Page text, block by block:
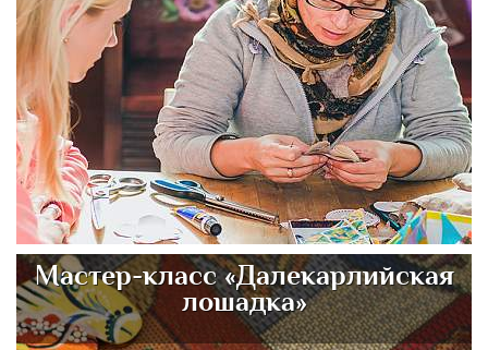
Мастер-класс «Далекарлийская
лошадка»